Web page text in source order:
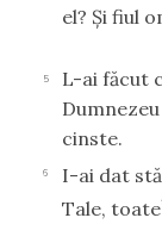
el? Şi fiul
5
L-ai făcut
cinste.
6 I-ai dat
Tale, toate